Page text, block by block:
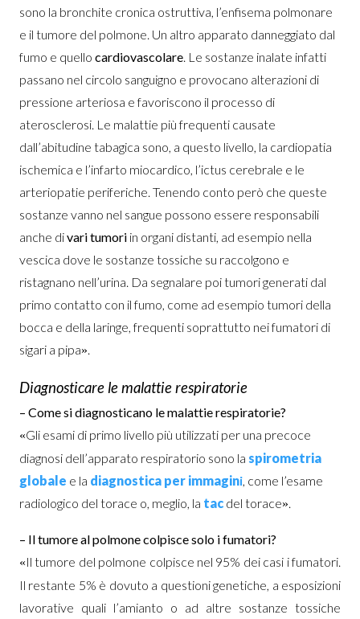
sono la bronchite cronica ostruttiva, l’enfisema polmonare
e il tumore del polmone. Un altro apparato danneggiato dal
fumo e quello cardiovascolare. Le sostanze inalate infatti
passano nel circolo sanguigno e provocano alterazioni di
pressione arteriosa e favoriscono il processo di
aterosclerosi. Le malattie più frequenti causate
dall’abitudine tabagica sono, a questo livello, la cardiopatia
ischemica e l’infarto miocardico, l’ictus cerebrale e le
arteriopatie periferiche. Tenendo conto però che queste
sostanze vanno nel sangue possono essere responsabili
anche divari tumori in organi distanti, ad esempio nella
vescica dove le sostanze tossiche su raccolgono e
ristagnano nell’urina. Da segnalare poi tumori generati dal
primo contatto con il fumo, come ad esempio tumori della
bocca e della laringe, frequenti soprattutto nei fumatori di
sigari a pipa».
Diagnosticare le malattie respiratorie
– Come si diagnosticano le malattie respiratorie?
«Gli esami di primo livello più utilizzati per una precoce
diagnosi dell’apparato respiratorio sono la spirometria
globale e la diagnostica per immagini, come l’esame
radiologico del torace o, meglio, la tac del torace».
– Il tumore al polmone colpisce solo i fumatori?
«Il tumore del polmone colpisce nel 95% dei casi i fumatori.
Il restante 5% è dovuto a questioni genetiche, a esposizioni
lavorative quali l’amianto o ad altre sostanze tossiche